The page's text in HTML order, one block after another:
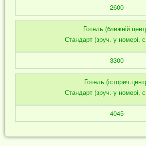
2600
Готель (ближній
Стандарт (зруч. у номері,
3300
Готель
Стандарт (зруч. у номері,
4045